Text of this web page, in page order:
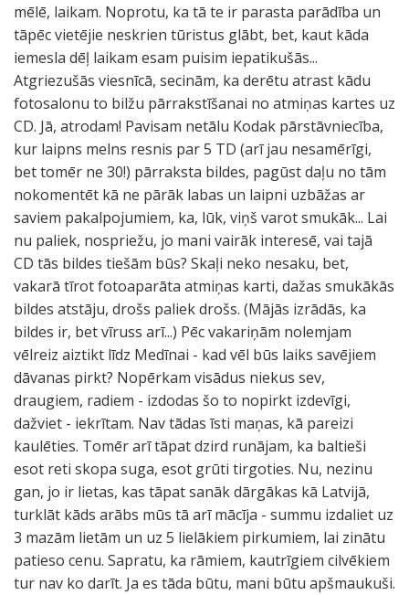
mēlē, laikam. Noprotu, ka tā te ir parasta parādība un
tāpēc vietējie neskrien tūristus glābt, bet, kaut kāda
iemesla dēļ laikam esam puisim iepatikušās...
Atgriezušās viesnīcā, secinām, ka derētu atrast kādu
fotosalonu to bilžu pārrakstīšanai no atmiņas kartes uz
CD. Jā, atrodam! Pavisam netālu Kodak pārstāvniecība,
kur laipns melns resnis par 5 TD (arī jau nesamērīgi,
bet tomēr ne 30!) pārraksta bildes, pagūst daļu no tām
nokomentēt kā ne pārāk labas un laipni uzbāžas ar
saviem pakalpojumiem, ka, lūk, viņš varot smukāk... Lai
nu paliek, nospriežu, jo mani vairāk interesē, vai tajā
CD tās bildes tiešām būs? Skaļi neko nesaku, bet,
vakarā tīrot fotoaparāta atmiņas karti, dažas smukākās
bildes atstāju, drošs paliek drošs. (Mājās izrādās, ka
bildes ir, bet vīruss arī...) Pēc vakariņām nolemjam
vēlreiz aiztikt līdz Medīnai - kad vēl būs laiks savējiem
dāvanas pirkt? Nopērkam visādus niekus sev,
draugiem, radiem - izdodas šo to nopirkt izdevīgi,
dažviet - iekrītam. Nav tādas īsti maņas, kā pareizi
kaulēties. Tomēr arī tāpat dzird runājam, ka baltieši
esot reti skopa suga, esot grūti tirgoties. Nu, nezinu
gan, jo ir lietas, kas tāpat sanāk dārgākas kā Latvijā,
turklāt kāds arābs mūs tā arī mācīja - summu izdaliet uz
3 mazām lietām un uz 5 lielākiem pirkumiem, lai zinātu
patieso cenu. Sapratu, ka rāmiem, kautrīgiem cilvēkiem
tur nav ko darīt. Ja es tāda būtu, mani būtu apšmaukuši.